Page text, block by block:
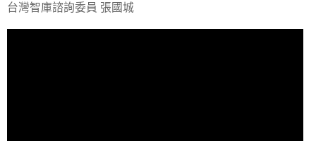
台灣智庫諮詢委員 張國城